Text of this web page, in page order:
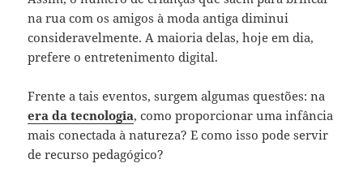
na rua com os amigos à moda antiga diminui
consideravelmente. A maioria delas, hoje em dia,
prefere o entretenimento digital.
Frente a tais eventos, surgem algumas questões: na
era da tecnologia, como proporcionar uma infância
mais conectada à natureza? E como isso pode servir
de recurso pedagógico?